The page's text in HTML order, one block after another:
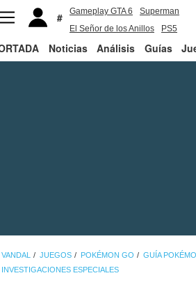
Gameplay GTA 6
Superman
El Señor de los Anillos
PS5
Noticias Análisis Guías
VANDAL JUEGOS POKÉMON GO GUÍA
INVESTIGACIONES ESPECIALES